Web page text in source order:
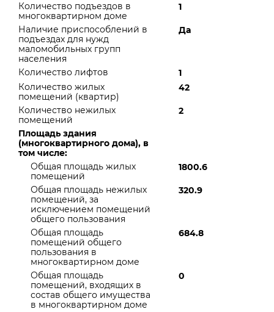
Количество подъездов в
многоквартирном доме
1
Наличие приспособлений в
подъездах для нужд
маломобильных групп
населения
Да
Количество лифтов
1
Количество жилых
помещений (квартир)
42
Количество нежилых
помещений
2
Площадь здания
(многоквартирного дома), в
том числе:
Общая площадь жилых
помещений
1800.6
Общая площадь нежилых
помещений, за
исключением помещений
общего пользования
320.9
Общая площадь
помещений общего
пользования в
многоквартирном доме
684.8
Общая площадь
помещений, входящих в
состав общего имущества
в многоквартирном доме
0